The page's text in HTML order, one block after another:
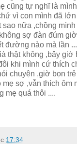
cũng tự nghĩ là
vì con mình đã lớn
sao nữa ,chồng
sợ đàn đúm
đường nào mà lần
thật không ,bây giờ
khi mình cứ thích
chuyện ,giờ bọn
mẹ sợ ,vẫn thích ôm
mẹ quá thôi ....
17:34